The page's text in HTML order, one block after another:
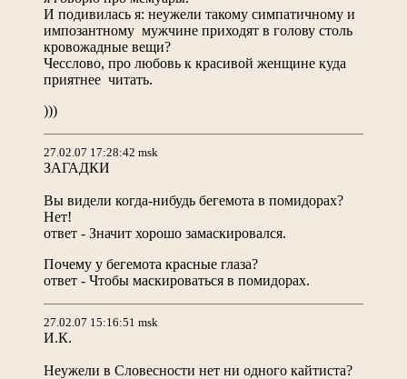
И подивилась я: неужели такому симпатичному и
импозантному мужчине приходят в голову столь
кровожадные вещи?
Чесслово, про любовь к красивой женщине куда
приятнее читать.
)))
27.02.07 17:28:42 msk
ЗАГАДКИ
Вы видели когда-нибудь бегемота в помидорах?
Нет!
ответ - Значит хорошо замаскировался.
Почему у бегемота красные глаза?
ответ - Чтобы маскироваться в помидорах.
27.02.07 15:16:51 msk
И.К.
Неужели в Словесности нет ни одного кайтиста?